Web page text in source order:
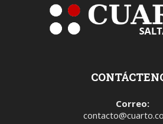
Correo: